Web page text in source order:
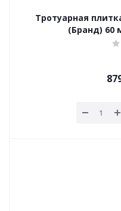
Тротуарная
(Бранд) 60